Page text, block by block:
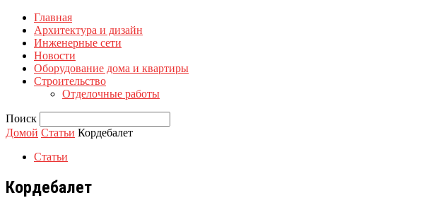
Главная
Архитектура и дизайн
Инженерные сети
Новости
Оборудование дома и квартиры
Строительство
Отделочные работы
Поиск
Домой Статьи Кордебалет
Статьи
Кордебалет